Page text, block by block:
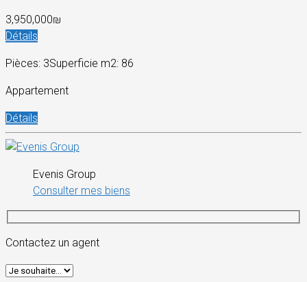
3,950,000₪
Détails
Pièces: 3Superficie m2: 86
Appartement
Détails
Evenis Group
Consulter mes biens
Contactez un agent